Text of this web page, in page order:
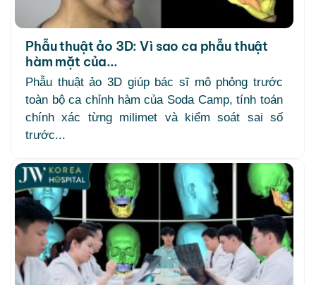
Phẫu thuật ảo 3D: Vì sao ca phẫu thuật
hàm mặt của...
Phẫu thuật ảo 3D giúp bác sĩ mô phỏng trước
toàn bộ ca chỉnh hàm của Soda Camp, tính toán
chính xác từng milimet và kiểm soát sai số
trước...